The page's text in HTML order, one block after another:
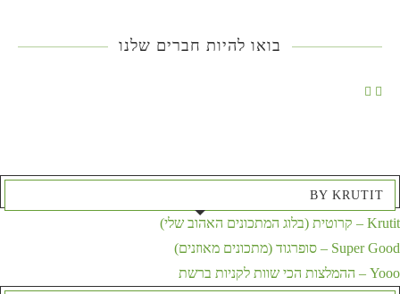
בואו להיות חברים שלנו
BY KRUTIT
Krutit – קרוטית (בלוג המתכונים האהוב שלי)
Super Good – סופרגוד (מתכונים מאוזנים)
Yooo – ההמלצות הכי שוות לקניות ברשת